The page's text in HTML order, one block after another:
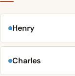
Henry
Charles